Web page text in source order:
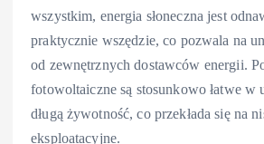
wszystkim, energia słoneczna jest
praktycznie wszędzie, co pozwala na
od zewnętrznych dostawców energii.
fotowoltaiczne są stosunkowo łatwe w
długą żywotność, co przekłada się na
eksploatacyjne.